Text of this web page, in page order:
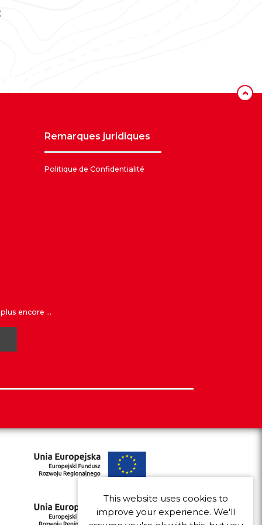
‹
remarques juridiques
Politique de Confidentialité
encore ...
This website uses cookies to
improve your experience. We'll